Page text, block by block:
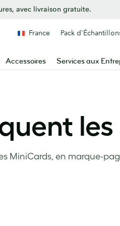
avec livraison gratuite.
Accessoires Services aux
France Pack
MiniCards, en marque-